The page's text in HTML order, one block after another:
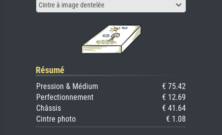
Cintre à image dentelée
Résumé
Pression & Médium
€ 75.42
Perfectionnement
€ 12.69
Châssis
€ 41.64
Cintre photo
€ 1.08